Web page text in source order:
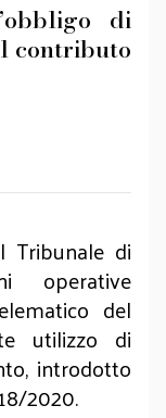
di
contributo
Tribunale di
operative
del
utilizzo di
introdotto
2020.